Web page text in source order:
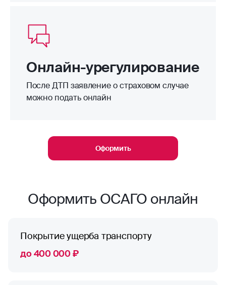
Онлайн-урегулирование
После ДТП заявление о страховом случае
можно подать онлайн
Оформить
Оформить ОСАГО онлайн
Покрытие ущерба транспорту
до 400 000 ₽